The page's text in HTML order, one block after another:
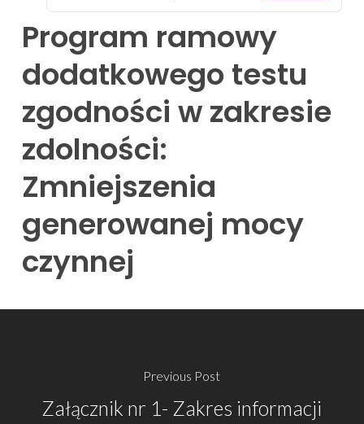
Program ramowy
dodatkowego testu
zgodności w zakresie
zdolności:
Zmniejszenia
generowanej mocy
czynnej
Previous Post
Załącznik nr 1- Zakres informacji